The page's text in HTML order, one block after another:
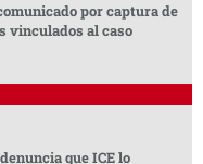
por captura de
vinculados al caso
que ICE lo